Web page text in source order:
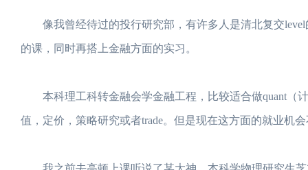
像我曾经待过的投行研究部，有许多人是清北复交level
的课，同时再搭上金融方面的实习。
本科理工科转金融会学金融工程，比较适合做quant（
值，定价，策略研究或者trade。但是现在这方面的就业机